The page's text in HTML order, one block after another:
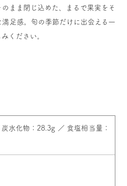
まま閉じ込めた、まるで果実をそ
足感。旬の季節だけに出会える一
ください。
水化物：28.3g ／ 食塩相当量：